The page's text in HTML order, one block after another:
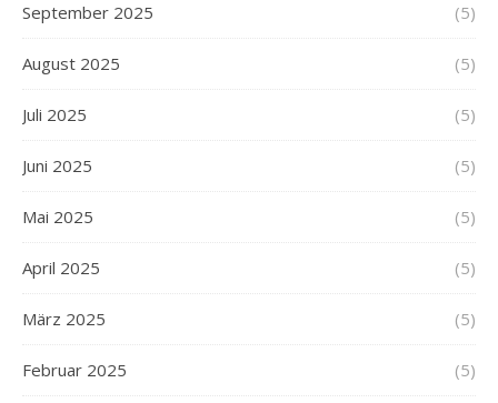
September 2025 (5)
August 2025 (5)
Juli 2025 (5)
Juni 2025 (5)
Mai 2025 (5)
April 2025 (5)
März 2025 (5)
Februar 2025 (5)